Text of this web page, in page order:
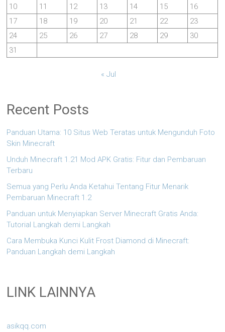
10
11 12 13 14 15
16
17
18 19 20 21 22
23
24
25 26 27 28 29
30
31
« Jul
Recent Posts
Panduan Utama: 10 Situs Web Teratas untuk Mengunduh Foto
Skin Minecraft
Unduh Minecraft 1.21 Mod APK Gratis: Fitur dan Pembaruan
Terbaru
Semua yang Perlu Anda Ketahui Tentang Fitur Menarik
Pembaruan Minecraft 1.2
Panduan untuk Menyiapkan Server Minecraft Gratis Anda:
Tutorial Langkah demi Langkah
Cara Membuka Kunci Kulit Frost Diamond di Minecraft:
Panduan Langkah demi Langkah
LINK LAINNYA
asikqq.com